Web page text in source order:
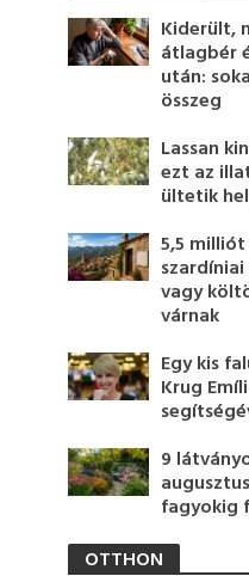
Kiderült,
átlagbér
után:
összeg
Lassan
ezt az
ültetik
5,5
vagy
várnak
Egy kis
Krug
9
fagyokig
OTTHON